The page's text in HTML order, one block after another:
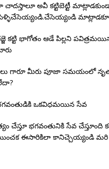
అవీ కట్టిబెట్టీ
కట్టి భాగోతం ఆడే పిల్లని
గారూ మీరు పూజా సమయంలో
ఒకవిధమయిన సేవ
చేస్తూ భగవంతునికి సేవ
ఈసారికిలా కానిచ్చెయ్యండి